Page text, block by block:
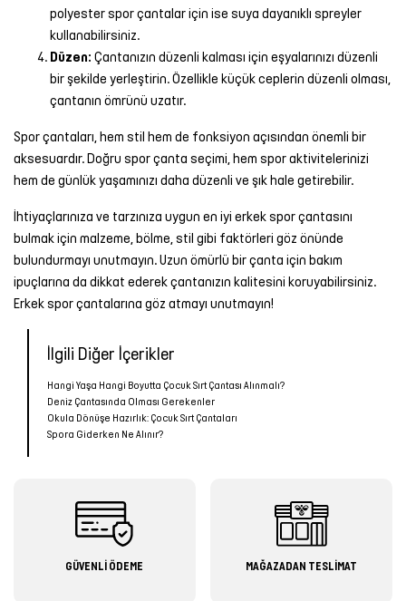
polyester spor çantalar için ise suya dayanıklı spreyler
kullanabilirsiniz.
Düzen: Çantanızın düzenli kalması için eşyalarınızı düzenli
bir şekilde yerleştirin. Özellikle küçük ceplerin düzenli olması,
çantanın ömrünü uzatır.
Spor çantaları, hem stil hem de fonksiyon açısından önemli bir
aksesuardır. Doğru spor çanta seçimi, hem spor aktivitelerinizi
hem de günlük yaşamınızı daha düzenli ve şık hale getirebilir.
İhtiyaçlarınıza ve tarzınıza uygun en iyi erkek spor çantasını
bulmak için malzeme, bölme, stil gibi faktörleri göz önünde
bulundurmayı unutmayın. Uzun ömürlü bir çanta için bakım
ipuçlarına da dikkat ederek çantanızın kalitesini koruyabilirsiniz.
Erkek spor çantalarına göz atmayı unutmayın!
İlgili Diğer İçerikler
Hangi Yaşa Hangi Boyutta Çocuk Sırt Çantası Alınmalı?
Deniz Çantasında Olması Gerekenler
Okula Dönüşe Hazırlık: Çocuk Sırt Çantaları
Spora Giderken Ne Alınır?
GÜVENLİ ÖDEME MAĞAZADAN TESLİMAT